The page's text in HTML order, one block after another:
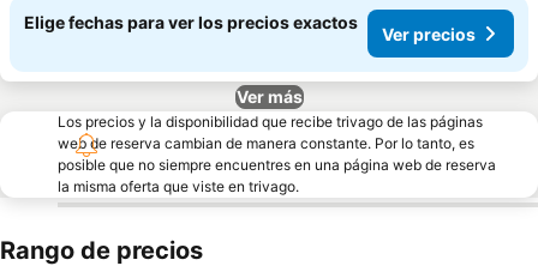
Elige fechas para ver los precios exactos
Ver precios
Ver más
Los precios y la disponibilidad que recibe trivago de las páginas
web de reserva cambian de manera constante. Por lo tanto, es
posible que no siempre encuentres en una página web de reserva
la misma oferta que viste en trivago.
Rango de precios